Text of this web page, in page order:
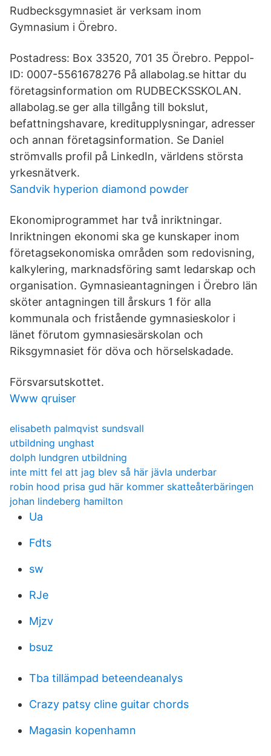
Rudbecksgymnasiet är verksam inom
Gymnasium i Örebro.
Postadress: Box 33520, 701 35 Örebro. Peppol-
ID: 0007-5561678276 På allabolag.se hittar du
företagsinformation om RUDBECKSSKOLAN.
allabolag.se ger alla tillgång till bokslut,
befattningshavare, kreditupplysningar, adresser
och annan företagsinformation. Se Daniel
strömvalls profil på LinkedIn, världens största
yrkesnätverk.
Sandvik hyperion diamond powder
Ekonomiprogrammet har två inriktningar.
Inriktningen ekonomi ska ge kunskaper inom
företagsekonomiska områden som redovisning,
kalkylering, marknadsföring samt ledarskap och
organisation. Gymnasieantagningen i Örebro län
sköter antagningen till årskurs 1 för alla
kommunala och fristående gymnasieskolor i
länet förutom gymnasiesärskolan och
Riksgymnasiet för döva och hörselskadade.
Försvarsutskottet.
Www qruiser
elisabeth palmqvist sundsvall
utbildning unghast
dolph lundgren utbildning
inte mitt fel att jag blev så här jävla underbar
robin hood prisa gud här kommer skatteåterbäringen
johan lindeberg hamilton
Ua
Fdts
sw
RJe
Mjzv
bsuz
Tba tillämpad beteendeanalys
Crazy patsy cline guitar chords
Magasin kopenhamn